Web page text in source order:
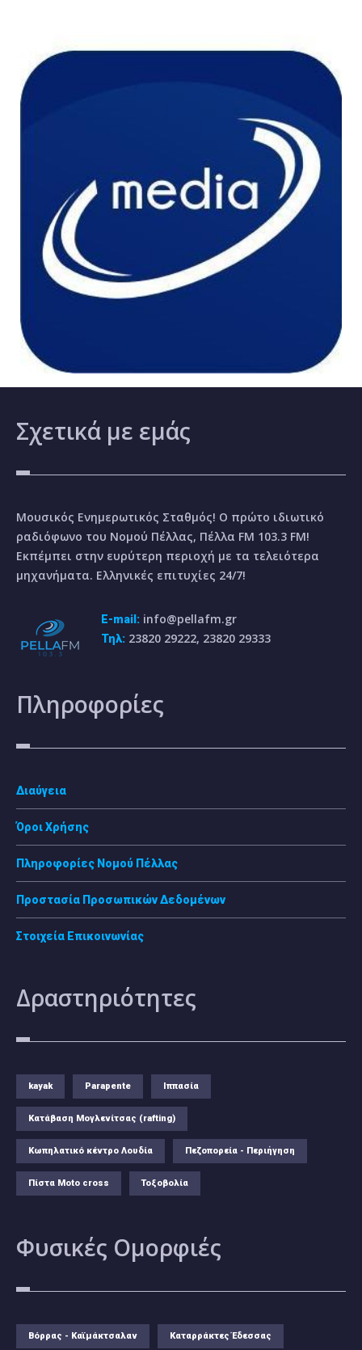
Σχετικά με εμάς
Μουσικός Ενημερωτικός Σταθμός! Ο πρώτο ιδιωτικό
ραδιόφωνο του Νομού Πέλλας, Πέλλα FM 103.3 FM!
Εκπέμπει στην ευρύτερη περιοχή με τα τελειότερα
μηχανήματα. Ελληνικές επιτυχίες 24/7!
E-mail: info@pellafm.gr
Τηλ: 23820 29222, 23820 29333
Πληροφορίες
Διαύγεια
Όροι Χρήσης
Πληροφορίες Νομού Πέλλας
Προστασία Προσωπικών Δεδομένων
Στοιχεία Επικοινωνίας
Δραστηριότητες
kayak Parapente Ιππασία
Κατάβαση Μογλενίτσας (rafting)
Κωπηλατικό κέντρο Λουδία Πεζοπορεία - Περιήγηση
Πίστα Moto cross Τοξοβολία
Φυσικές Ομορφιές
Βόρρας - Καϊμάκτσαλαν Καταρράκτες Έδεσσας